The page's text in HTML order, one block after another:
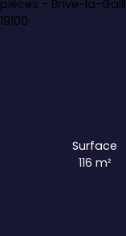
Surface
116 m²